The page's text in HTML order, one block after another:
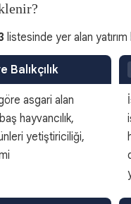
listesinde yer alan
Balıkçılık
asgari alan
hayvancılık,
yetiştiriciliği,